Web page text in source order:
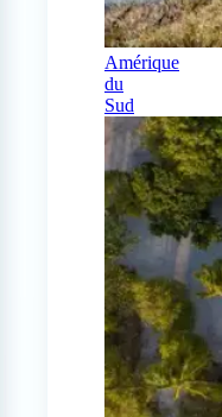
Amérique
du
Sud